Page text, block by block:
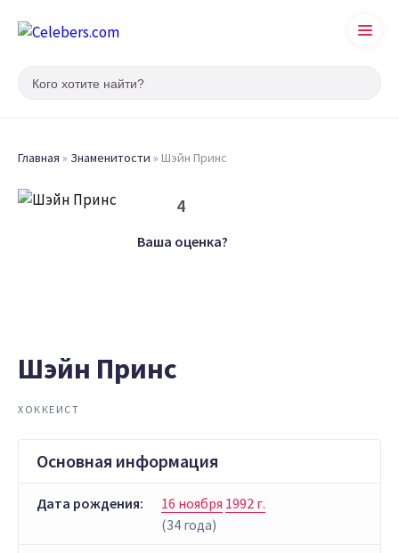
Главная » Знаменитости » Шэйн Принс
4
Ваша оценка?
Шэйн Принс
ХОККЕИСТ
Основная информация
Дата рождения: 16 ноября 1992 г.
(34 года)